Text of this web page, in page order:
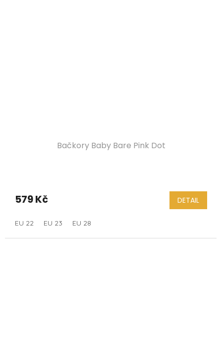
Bačkory Baby Bare Pink Dot
579 Kč DETAIL
EU 22 EU 23 EU 28